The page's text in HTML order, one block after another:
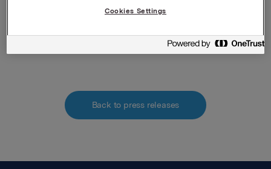
virksomhetsområdene.
Back to press releases
Cookies Settings